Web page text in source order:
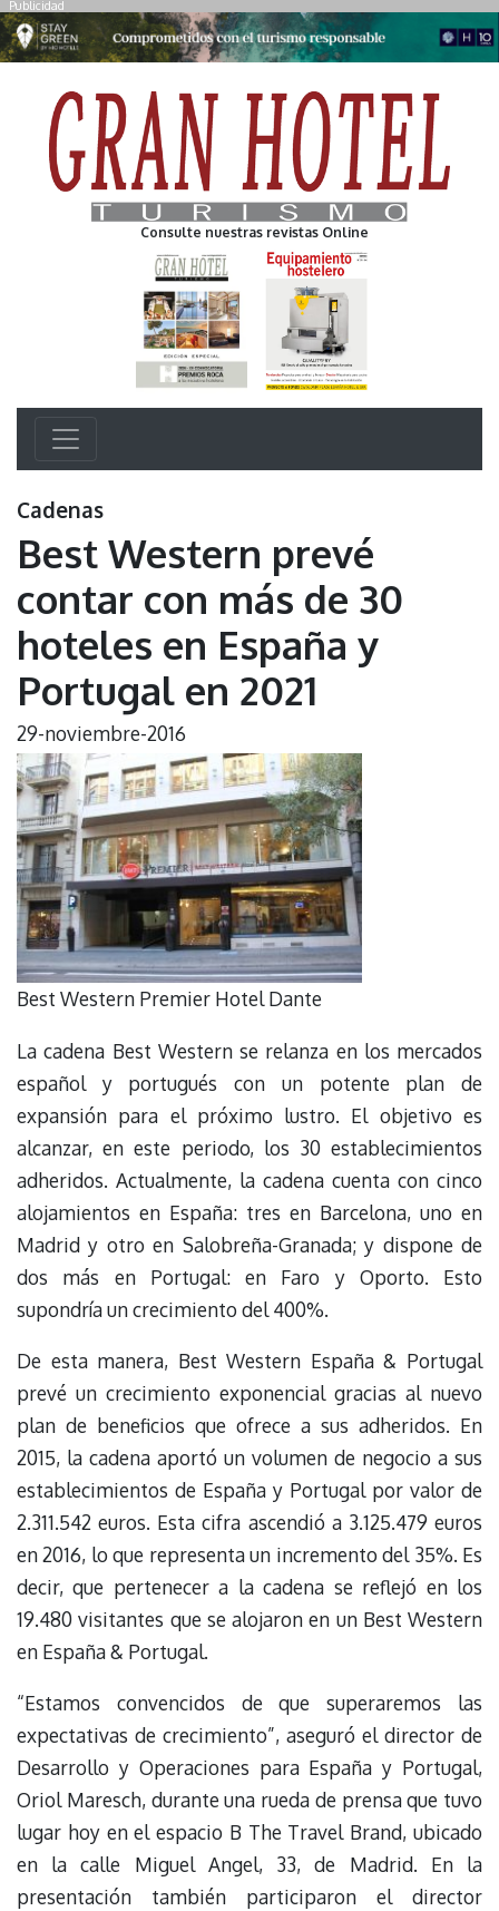
Publicidad
Consulte nuestras revistas Online
Cadenas
Best Western prevé
contar con más de 30
hoteles en España y
Portugal en 2021
29-noviembre-2016
Best Western Premier Hotel Dante
La cadena Best Western se relanza en los mercados
español y portugués con un potente plan de
expansión para el próximo lustro. El objetivo es
alcanzar, en este periodo, los 30 establecimientos
adheridos. Actualmente, la cadena cuenta con cinco
alojamientos en España: tres en Barcelona, uno en
Madrid y otro en Salobreña-Granada; y dispone de
dos más en Portugal: en Faro y Oporto. Esto
supondría un crecimiento del 400%.
De esta manera, Best Western España & Portugal
prevé un crecimiento exponencial gracias al nuevo
plan de beneficios que ofrece a sus adheridos. En
2015, la cadena aportó un volumen de negocio a sus
establecimientos de España y Portugal por valor de
2.311.542 euros. Esta cifra ascendió a 3.125.479 euros
en 2016, lo que representa un incremento del 35%. Es
decir, que pertenecer a la cadena se reflejó en los
19.480 visitantes que se alojaron en un Best Western
en España & Portugal.
“Estamos convencidos de que superaremos las
expectativas de crecimiento”, aseguró el director de
Desarrollo y Operaciones para España y Portugal,
Oriol Maresch, durante una rueda de prensa que tuvo
lugar hoy en el espacio B The Travel Brand, ubicado
en la calle Miguel Angel, 33, de Madrid. En la
presentación también participaron el director